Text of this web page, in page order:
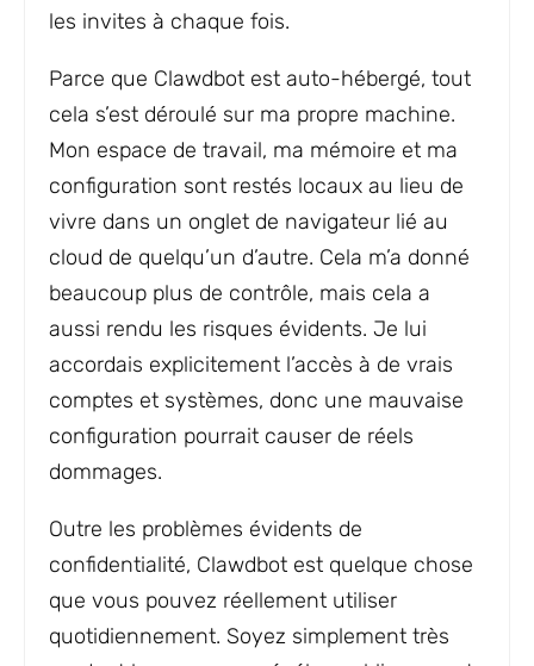
les invites à chaque fois.
Parce que Clawdbot est auto-hébergé, tout
cela s’est déroulé sur ma propre machine.
Mon espace de travail, ma mémoire et ma
configuration sont restés locaux au lieu de
vivre dans un onglet de navigateur lié au
cloud de quelqu’un d’autre. Cela m’a donné
beaucoup plus de contrôle, mais cela a
aussi rendu les risques évidents. Je lui
accordais explicitement l’accès à de vrais
comptes et systèmes, donc une mauvaise
configuration pourrait causer de réels
dommages.
Outre les problèmes évidents de
confidentialité, Clawdbot est quelque chose
que vous pouvez réellement utiliser
quotidiennement. Soyez simplement très